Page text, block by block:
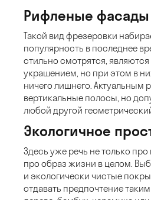
Рифленые фасады
Такой вид фрезеровки
популярность в последнее
стильно смотрятся,
украшением, но при этом в
ничего лишнего. Актуальным
вертикальные полосы, но
любой другой
Экологичное
Здесь уже речь не только
про образ жизни в целом.
и экологически чистые
отдавать предпочтение